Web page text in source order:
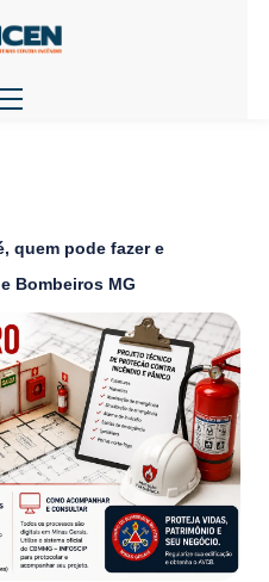
quem pode fazer e
Bombeiros MG